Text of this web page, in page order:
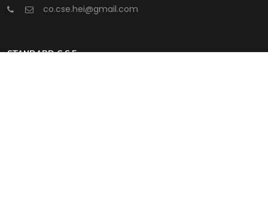
@
STANDARD C.S.E